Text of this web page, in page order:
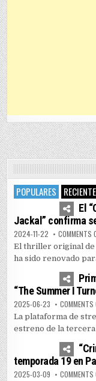
POPULARES
4 7437
El
Jackal” confirma
2024-11-22 COMMENTS
El thriller original de
ha sido renovado
1 5155
“The Summer I
2025-06-23 COMMENTS
La plataforma de
estreno de la
0 3589
temporada 19 en
2025-03-09 COMMENTS